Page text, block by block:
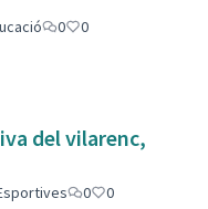
0
0
del vilarenc,
0
0